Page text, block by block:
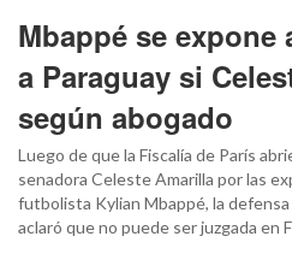
Mbappé se expone
a Paraguay si
según abogado
Luego de que la Fiscalía de París
senadora Celeste Amarilla por las
futbolista Kylian Mbappé, la defensa
aclaró que no puede ser juzgada en